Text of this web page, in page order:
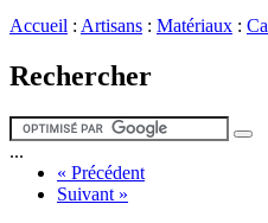
Accueil : Artisans : Matériaux :
Rechercher
...
« Précédent
Suivant »